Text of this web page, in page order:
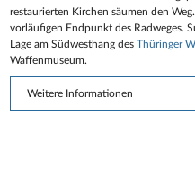
Weitere Informationen
restaurierten Kirchen säumen den
vorläufigen Endpunkt des Radweges.
Lage am Südwesthang desThüringer
Waffenmuseum.